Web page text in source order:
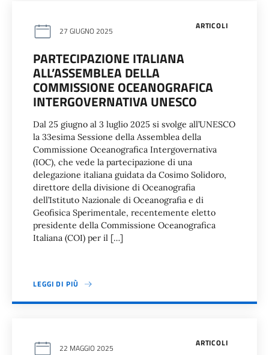
ARTICOLI
27 GIUGNO 2025
PARTECIPAZIONE ITALIANA
ALL’ASSEMBLEA DELLA
COMMISSIONE OCEANOGRAFICA
INTERGOVERNATIVA UNESCO
Dal 25 giugno al 3 luglio 2025 si svolge all’UNESCO
la 33esima Sessione della Assemblea della
Commissione Oceanografica Intergovernativa
(IOC), che vede la partecipazione di una
delegazione italiana guidata da Cosimo Solidoro,
direttore della divisione di Oceanografia
dell’Istituto Nazionale di Oceanografia e di
Geofisica Sperimentale, recentemente eletto
presidente della Commissione Oceanografica
Italiana (COI) per il […]
LEGGI DI PIÙ
ARTICOLI
22 MAGGIO 2025